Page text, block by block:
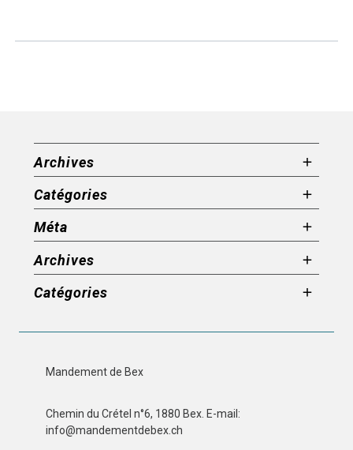
Archives
Catégories
Méta
Archives
Catégories
Mandement de Bex
Chemin du Crétel n°6, 1880 Bex. E-mail:
info@mandementdebex.ch